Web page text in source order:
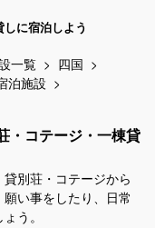
に宿泊しよう
一覧
四国
泊施設
・コテージ・一棟貸
別荘・コテージから
い事をしたり、日常
う。